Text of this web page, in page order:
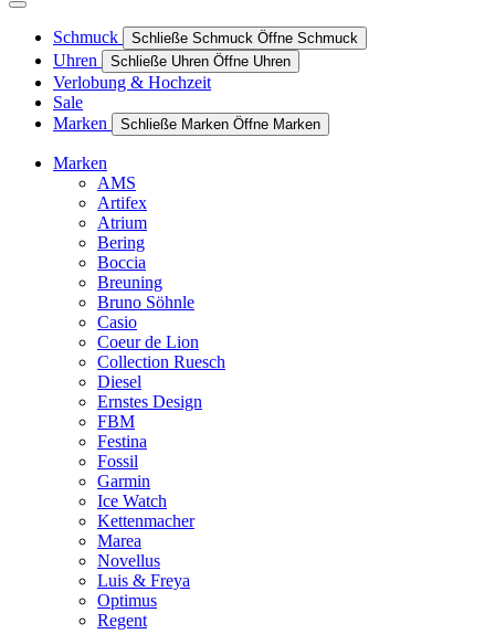
Schmuck Schließe Schmuck Öffne Schmuck
Uhren Schließe Uhren Öffne Uhren
Verlobung & Hochzeit
Sale
Marken
Schließe Marken Öffne Marken
Marken
AMS
Artifex
Atrium
Bering
Boccia
Breuning
Bruno Söhnle
Casio
Coeur de Lion
Collection Ruesch
Diesel
Ernstes Design
FBM
Festina
Fossil
Garmin
Ice Watch
Kettenmacher
Marea
Novellus
Luis & Freya
Optimus
Regent